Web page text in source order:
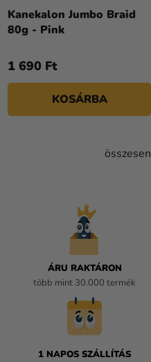
Kanekalon Jumbo Braid
80g - Pink
1 690 Ft
KOSÁRBA
összesen
ÁRU RAKTÁRON
több mint 30.000 termék
1 NAPOS SZÁLLÍTÁS